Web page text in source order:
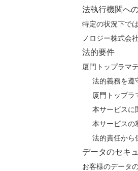
法執行機関へ
特定の状況下で
ノロジー株式会
法的要件
厦門トップラマ
法的義務を遵
厦門トップラ
本サービスに
本サービスの
法的責任から
データのセキ
お客様のデータ